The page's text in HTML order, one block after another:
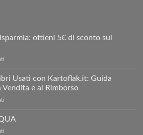
ottieni 5€ di sconto sul
Risparmia:
sconto
Usati con Kartoflak.it: Guida
Vendita e al Rimborso
i
tuoi